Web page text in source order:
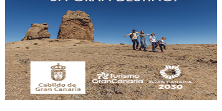
Adopción urgente
Busco adopción responsable para mi perra. Pastor alemán, hembra, 4 años. Por
motivos personales ...
Leales.org » Gran Canaria | 6.7.2025